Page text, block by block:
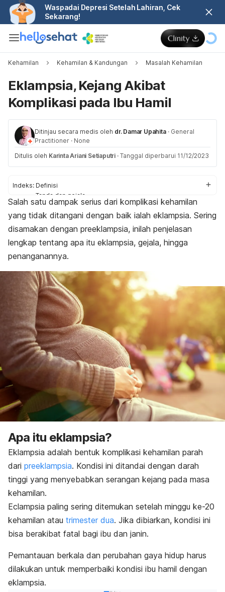
Waspadai Depresi Setelah Lahiran, Cek
Sekarang!
Kehamilan Kehamilan & Kandungan Masalah Kehamilan
Eklampsia, Kejang Akibat
Komplikasi pada Ibu Hamil
Ditinjau secara medis oleh dr. Damar Upahita · General
Practitioner · None
Ditulis oleh Karinta Ariani Setiaputri · Tanggal diperbarui 11/12/2023
Indeks: Definisi
Tanda dan gejala
Penyebab
Komplikasi
Diagnosis
Pengobatan
Pencegahan
Salah satu dampak serius dari komplikasi kehamilan
yang tidak ditangani dengan baik ialah eklampsia. Sering
disamakan dengan preeklampsia, inilah penjelasan
lengkap tentang apa itu eklampsia, gejala, hingga
penanganannya.
Apa itu eklampsia?
Eklampsia adalah bentuk komplikasi kehamilan parah
dari preeklampsia. Kondisi ini ditandai dengan darah
tinggi yang menyebabkan serangan kejang pada masa
kehamilan.
Eclampsia paling sering ditemukan setelah minggu ke-20
kehamilan atau trimester dua. Jika dibiarkan, kondisi ini
bisa berakibat fatal bagi ibu dan janin.
Pemantauan berkala dan perubahan gaya hidup harus
dilakukan untuk memperbaiki kondisi ibu hamil dengan
eklampsia.